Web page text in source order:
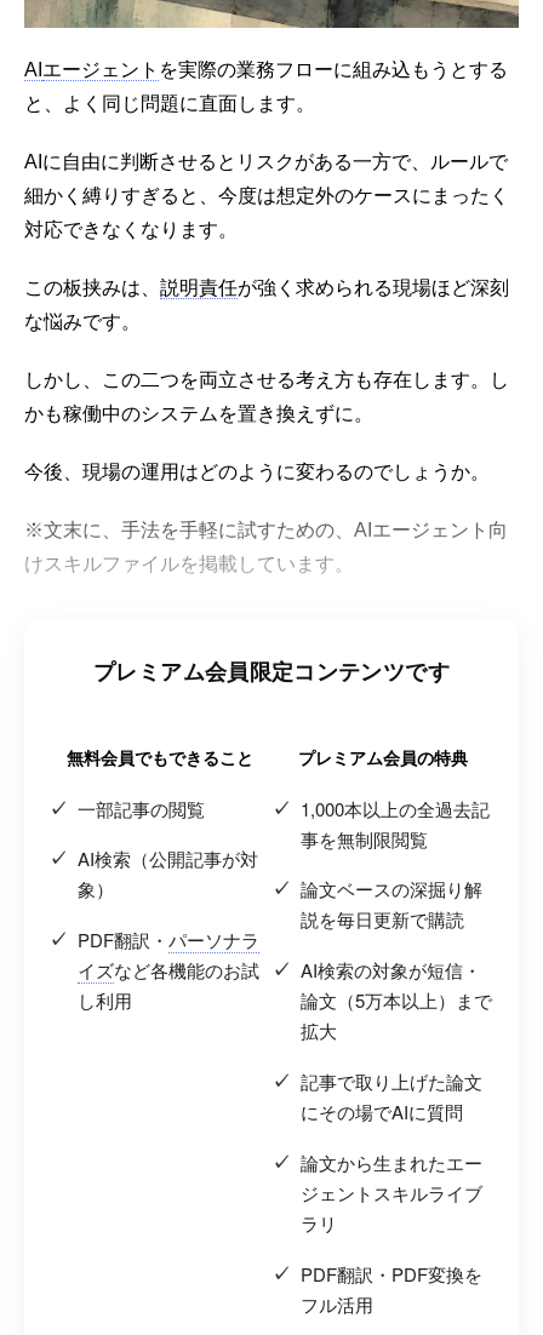
AI エージェント を実際の業務フローに組み込もうとする
と、よく同じ問題に直面します。
AIに自由に判断させるとリスクがある一方で、ルールで
細かく縛りすぎると、今度は想定外のケースにまったく
対応できなくなります。
この板挟みは、 説明責任が強く求められる現場ほど深刻
な悩みです。
しかし、この二つを両立させる考え方も存在します。し
かも稼働中のシステムを置き換えずに。
今後、現場の運用はどのように変わるのでしょうか。
※文末に、手法を手軽に試すための、AIエージェント向
けスキルファイルを掲載しています。
プレミアム会員限定コンテンツです
無料会員でもできること
一部記事の閲覧
AI検索（公開記事が対
象）
PDF翻訳・ パーソナラ
イズなど各機能のお試
し利用
プレミアム会員の特典
1,000本以上の全過去記
事を無制限閲覧
論文ベースの深掘り解
説を毎日更新で購読
AI検索の対象が短信・
論文（5万本以上）まで
拡大
記事で取り上げた論文
にその場でAIに質問
論文から生まれたエー
ジェントスキルライブ
ラリ
PDF翻訳・PDF変換を
フル活用